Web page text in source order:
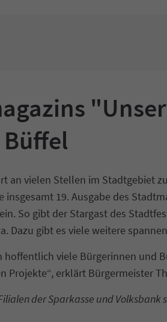
an vielen Stellen im Stadtgebiet
19. Ausgabe des
So gibt der Stargast des
Dazu gibt es viele weitere
viele Bürgerinnen und
Projekte“, erklärt Bürgermeister
der Sparkasse und